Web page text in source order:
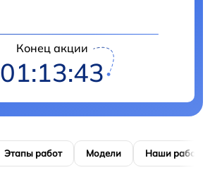
Конец акции
01:13:42
Этапы работ Модели Наши работы